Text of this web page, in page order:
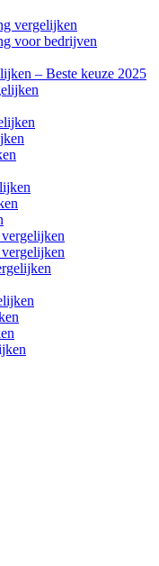
vergelijken
voor bedrijven
– Beste keuze 2025